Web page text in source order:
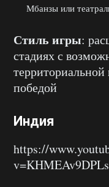
Мбанзы или
Стиль игры:
стадиях с
победой
Индия
https://
v=KHMEAv9DPLs